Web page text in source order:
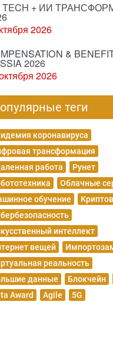
TECH + ИИ
2026
&
2026
2026
теги
коронавируса
трансформация
работа
Рунет
Облачные
обучение
интеллект
вещей
реальность
данные
Блокчейн
Award
Agile 5G